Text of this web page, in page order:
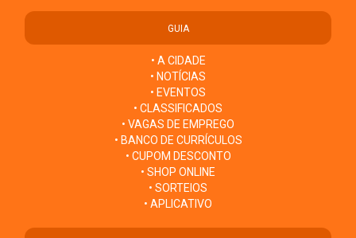
GUIA
• A CIDADE
• NOTÍCIAS
• EVENTOS
• CLASSIFICADOS
• VAGAS DE EMPREGO
• BANCO DE CURRÍCULOS
• CUPOM DESCONTO
• SHOP ONLINE
• SORTEIOS
• APLICATIVO